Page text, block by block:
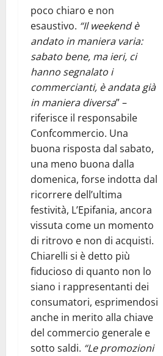
poco chiaro e non
esaustivo. “Il weekend è
andato in maniera varia:
sabato bene, ma ieri, ci
hanno segnalato i
commercianti, è andata già
in maniera diversa” –
riferisce il responsabile
Confcommercio. Una
buona risposta dal sabato,
una meno buona dalla
domenica, forse indotta dal
ricorrere dell’ultima
festività, L’Epifania, ancora
vissuta come un momento
di ritrovo e non di acquisti.
Chiarelli si è detto più
fiducioso di quanto non lo
siano i rappresentanti dei
consumatori, esprimendosi
anche in merito alla chiave
del commercio generale e
sotto saldi. “Le promozioni